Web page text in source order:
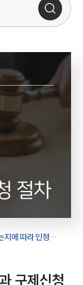
지에 따라 인정
구제신청